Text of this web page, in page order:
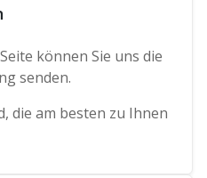
können Sie uns die
senden.
die am besten zu Ihnen